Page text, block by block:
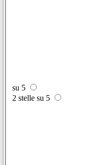
su 5
2 stelle su 5